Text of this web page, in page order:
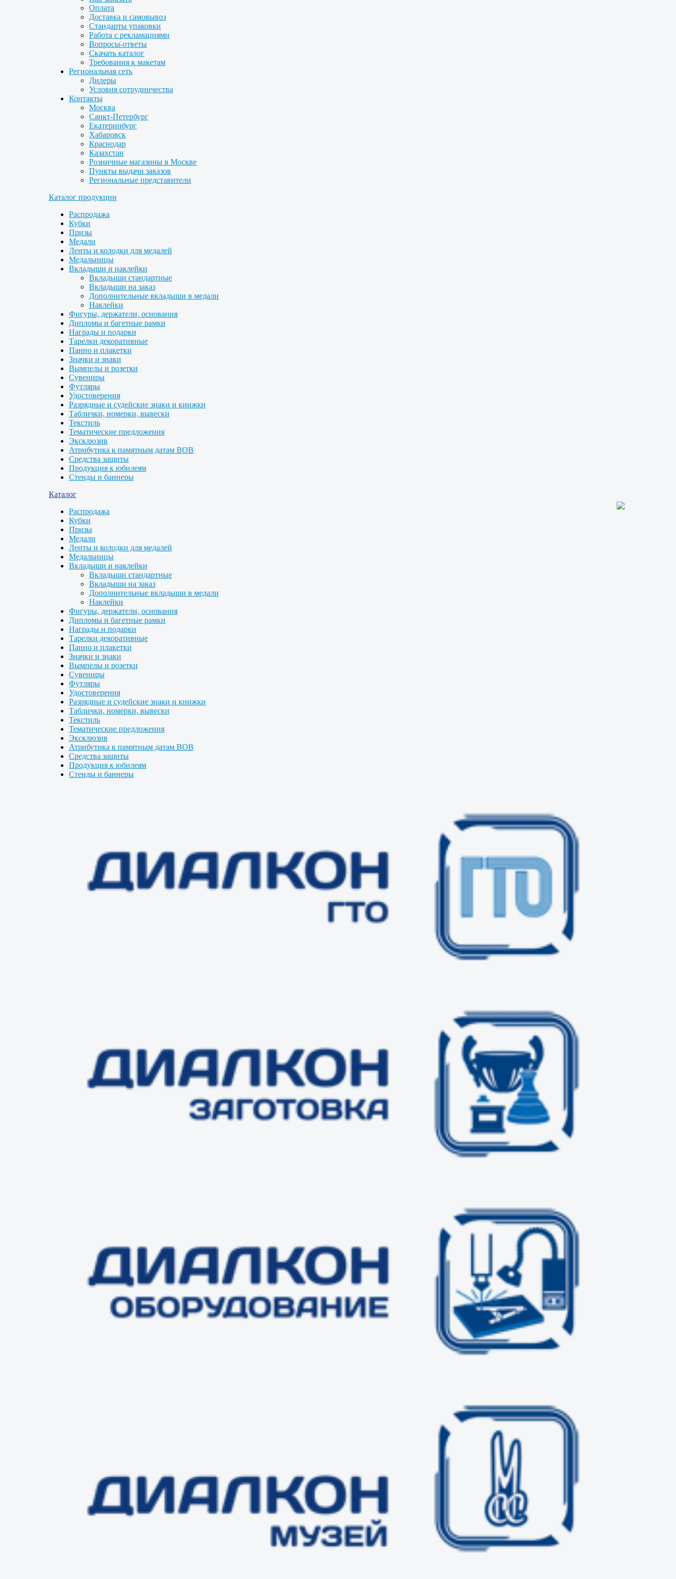
Оплата
Доставка и самовывоз
Стандарты упаковки
Работа с рекламациями
Вопросы-ответы
Скачать каталог
Требования к макетам
Региональная сеть
Дилеры
Условия сотрудничества
Контакты
Москва
Санкт-Петербург
Екатеринбург
Хабаровск
Краснодар
Казахстан
Розничные магазины в Москве
Пункты выдачи заказов
Региональные представители
Каталог продукции
Распродажа
Кубки
Призы
Медали
Ленты и колодки для медалей
Медальницы
Вкладыши и наклейки
Вкладыши стандартные
Вкладыши на заказ
Дополнительные вкладыши в медали
Наклейки
Фигуры, держатели, основания
Дипломы и багетные рамки
Награды и подарки
Тарелки декоративные
Панно и плакетки
Значки и знаки
Вымпелы и розетки
Сувениры
Футляры
Удостоверения
Разрядные и судейские знаки и книжки
Таблички, номерки, вывески
Текстиль
Тематические предложения
Эксклюзив
Атрибутика к памятным датам ВОВ
Средства защиты
Продукция к юбилеям
Стенды и баннеры
Каталог
Распродажа
Кубки
Призы
Медали
Ленты и колодки для медалей
Медальницы
Вкладыши и наклейки
Вкладыши стандартные
Вкладыши на заказ
Дополнительные вкладыши в медали
Наклейки
Фигуры, держатели, основания
Дипломы и багетные рамки
Награды и подарки
Тарелки декоративные
Панно и плакетки
Значки и знаки
Вымпелы и розетки
Сувениры
Футляры
Удостоверения
Разрядные и судейские знаки и книжки
Таблички, номерки, вывески
Текстиль
Тематические предложения
Эксклюзив
Атрибутика к памятным датам ВОВ
Средства защиты
Продукция к юбилеям
Стенды и баннеры